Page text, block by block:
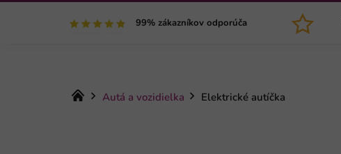
99% zákazníkov odporúča
Domov
Autá a vozidielka Elektrické autíčka